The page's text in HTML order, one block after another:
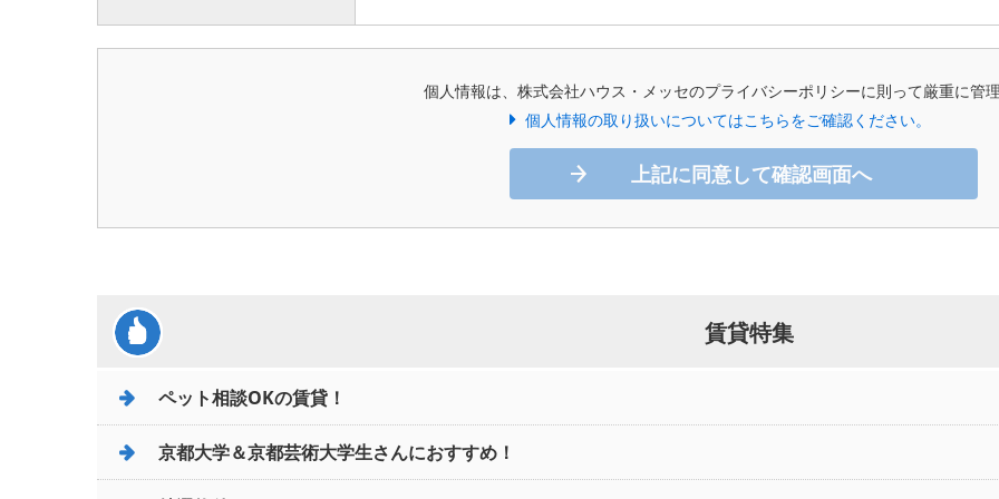
個人情報は、株式会社ハウス・メッセのプライバシーポリシーに則って厳重に管理
個人情報の取り扱いについてはこちらをご確認ください。
上記に同意して確認画面へ
賃貸特集
ペット相談OKの賃貸！
京都大学＆京都芸術大学生さんにおすすめ！